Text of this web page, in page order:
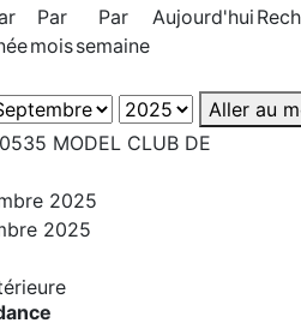
Par
mois
Par
semaine
Aujourd'hui
Aller au
MODEL CLUB DE
2025
2025